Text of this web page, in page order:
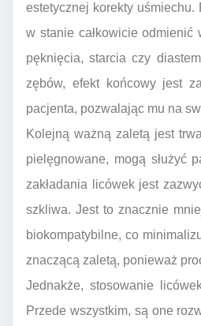
estetycznej korekty
w stanie całkowicie odmienić
pęknięcia, starcia czy
zębów, efekt końcowy jest
pacjenta, pozwalając mu na
Kolejną ważną zaletą jest
pielęgnowane, mogą służyć
zakładania licówek jest
szkliwa. Jest to znacznie
biokompatybilne, co
znaczącą zaletą, ponieważ
Jednakże, stosowanie
Przede wszystkim, są one